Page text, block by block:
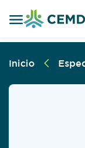
Inicio